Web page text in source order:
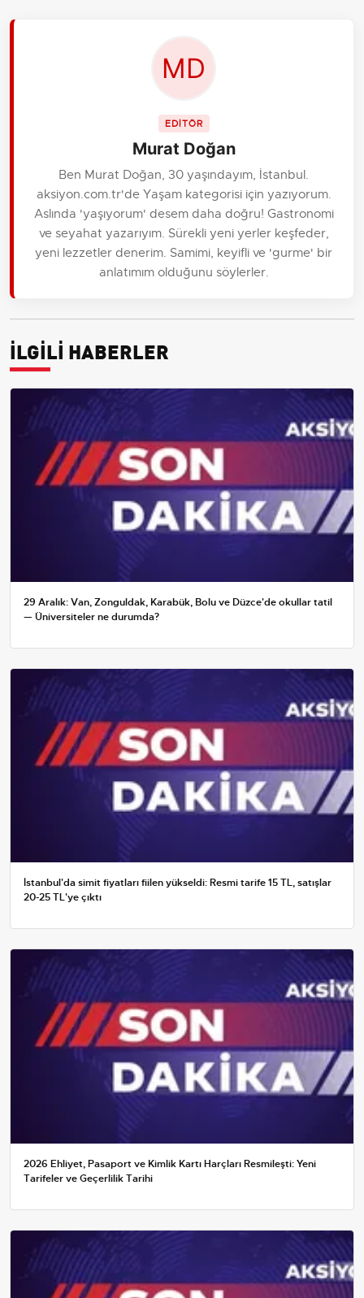
EDİTÖR
Murat Doğan
Ben Murat Doğan, 30 yaşındayım, İstanbul.
aksiyon.com.tr'de Yaşam kategorisi için yazıyorum.
Aslında 'yaşıyorum' desem daha doğru! Gastronomi
ve seyahat yazarıyım. Sürekli yeni yerler keşfeder,
yeni lezzetler denerim. Samimi, keyifli ve 'gurme' bir
anlatımım olduğunu söylerler.
İLGİLİ HABERLER
29 Aralık: Van, Zonguldak, Karabük, Bolu ve Düzce'de okullar tatil
— Üniversiteler ne durumda?
İstanbul'da simit fiyatları fiilen yükseldi: Resmi tarife 15 TL, satışlar
20-25 TL'ye çıktı
2026 Ehliyet, Pasaport ve Kimlik Kartı Harçları Resmileşti: Yeni
Tarifeler ve Geçerlilik Tarihi